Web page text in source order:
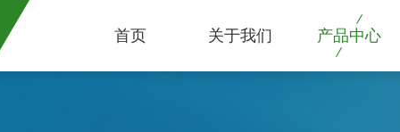
首页 关于我们 产品中心